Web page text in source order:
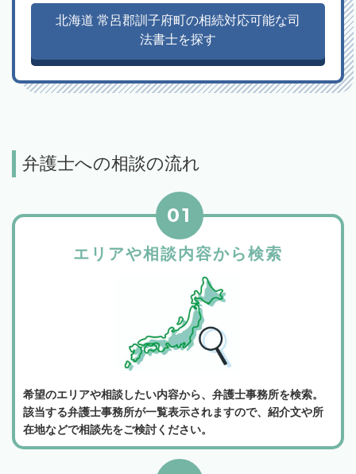
北海道 常呂郡訓子府町の相続対応可能な司
法書士を探す
弁護士への相談の流れ
エリアや相談内容から検索
01
希望のエリアや相談したい内容から、弁護士事務所を検索。
該当する弁護士事務所が一覧表示されますので、紹介文や所
在地などで相談先をご検討ください。